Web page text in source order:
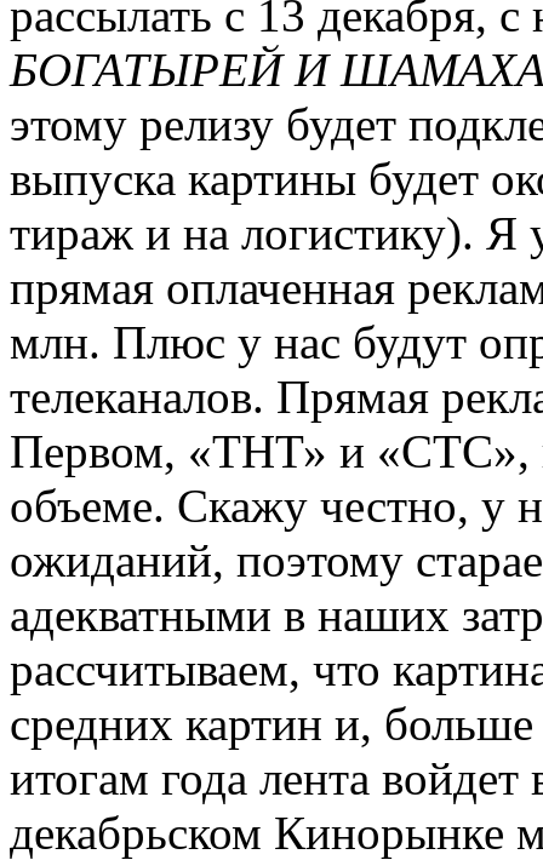
рассылать с 13 декабря,
БОГАТЫРЕЙ И
этому релизу будет
выпуска картины будет
тираж и на логистику). Я
прямая оплаченная
млн. Плюс у нас будут
телеканалов. Прямая
Первом, «ТНТ» и «СТС»,
объеме. Скажу честно, у
ожиданий, поэтому
адекватными в наших
рассчитываем, что
средних картин и, больше
итогам года лента
декабрьском Кинорынке